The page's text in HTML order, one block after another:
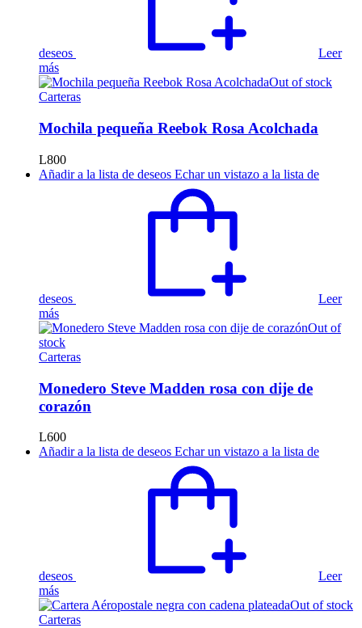
deseos
Leer
más
Out of stock
Carteras
Mochila pequeña Reebok Rosa Acolchada
L800
Añadir a la lista de deseos Echar un vistazo a la lista de
deseos
Leer
más
Out of
stock
Carteras
Monedero Steve Madden rosa con dije de
corazón
L600
Añadir a la lista de deseos Echar un vistazo a la lista de
deseos
Leer
más
Out of stock
Carteras